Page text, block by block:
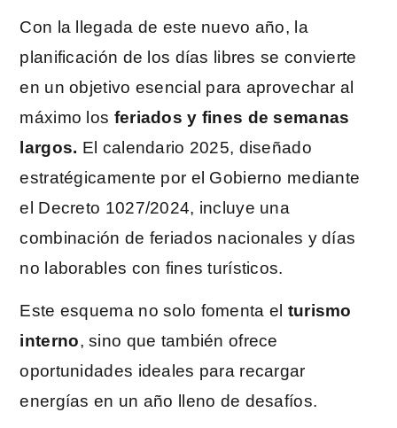
Con la llegada de este nuevo año, la
planificación de los días libres se convierte
en un objetivo esencial para aprovechar al
máximo los feriados y fines de semanas
largos. El calendario 2025, diseñado
estratégicamente por el Gobierno mediante
el Decreto 1027/2024, incluye una
combinación de feriados nacionales y días
no laborables con fines turísticos.
Este esquema no solo fomenta el turismo
interno, sino que también ofrece
oportunidades ideales para recargar
energías en un año lleno de desafíos.